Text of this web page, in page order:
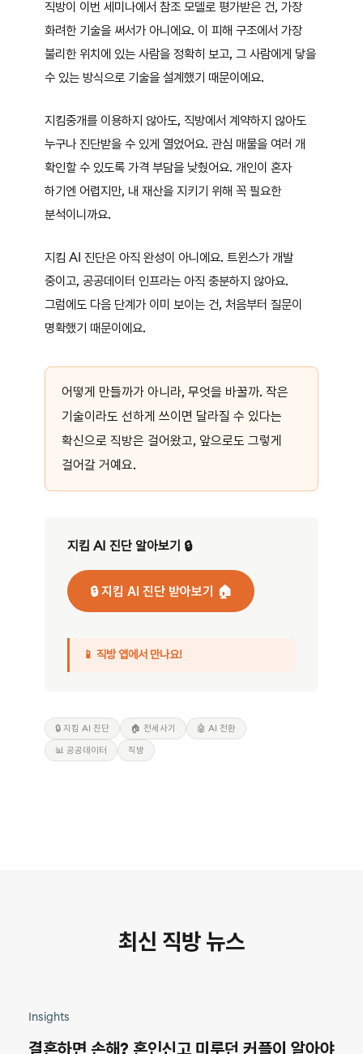
직방이 이번 세미나에서 참조 모델로 평가받은 건, 가장
화려한 기술을 써서가 아니에요. 이 피해 구조에서 가장
불리한 위치에 있는 사람을 정확히 보고, 그 사람에게 닿을
수 있는 방식으로 기술을 설계했기 때문이에요.
지킴중개를 이용하지 않아도, 직방에서 계약하지 않아도
누구나 진단받을 수 있게 열었어요. 관심 매물을 여러 개
확인할 수 있도록 가격 부담을 낮췄어요. 개인이 혼자
하기엔 어렵지만, 내 재산을 지키기 위해 꼭 필요한
분석이니까요.
지킴 AI 진단은 아직 완성이 아니에요. 트윈스가 개발
중이고, 공공데이터 인프라는 아직 충분하지 않아요.
그럼에도 다음 단계가 이미 보이는 건, 처음부터 질문이
명확했기 때문이에요.
어떻게 만들까가 아니라, 무엇을 바꿀까. 작은
기술이라도 선하게 쓰이면 달라질 수 있다는
확신으로 직방은 걸어왔고, 앞으로도 그렇게
걸어갈 거예요.
지킴 AI 진단 알아보기 🔒
🔒 지킴 AI 진단 받아보기 🏠
📱 직방 앱에서 만나요!
🔒 지킴 AI 진단 🏠 전세사기 🤖 AI 전환
📊 공공데이터 직방
최신 직방 뉴스
Insights
결혼하면 손해? 혼인신고 미루던 커플이 알아야